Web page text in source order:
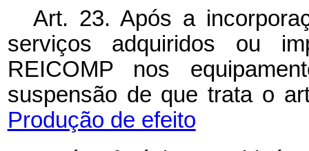
Art. 23. Após a
serviços adquiridos ou
REICOMP nos
suspensão de que trata o
Produção de efeito